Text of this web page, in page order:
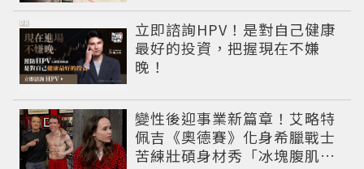
立即諮詢HPV！是對自己健康
最好的投資，把握現在不嫌
晚！
PR
變性後迎事業新篇章！艾略特
佩吉《奧德賽》化身希臘戰士
苦練壯碩身材秀「冰塊腹肌」